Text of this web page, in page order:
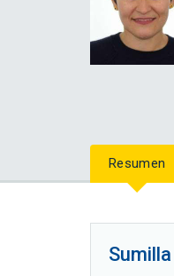
Resumen
Sumilla